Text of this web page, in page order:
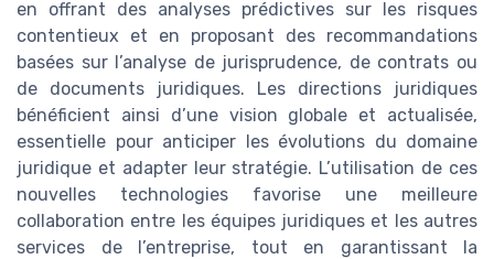
en offrant des analyses prédictives sur les risques
contentieux et en proposant des recommandations
basées sur l’analyse de jurisprudence, de contrats ou
de documents juridiques. Les directions juridiques
bénéficient ainsi d’une vision globale et actualisée,
essentielle pour anticiper les évolutions du domaine
juridique et adapter leur stratégie. L’utilisation de ces
nouvelles technologies favorise une meilleure
collaboration entre les équipes juridiques et les autres
services de l’entreprise, tout en garantissant la